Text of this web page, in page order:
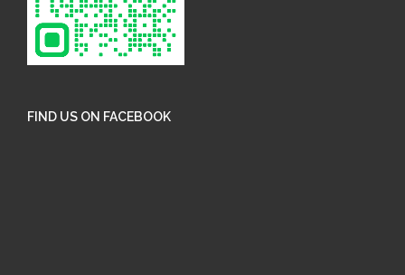
FIND US ON FACEBOOK